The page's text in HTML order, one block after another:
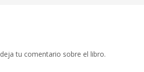
deja tu comentario sobre el libro.